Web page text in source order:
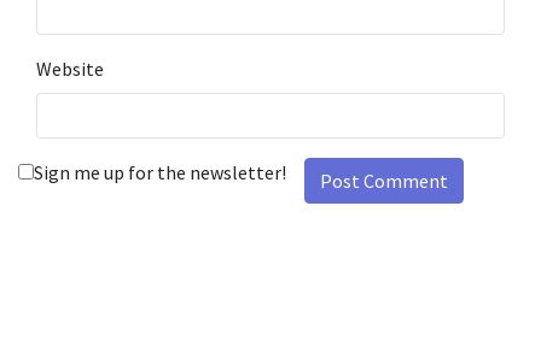
Website
Sign me up for the newsletter!